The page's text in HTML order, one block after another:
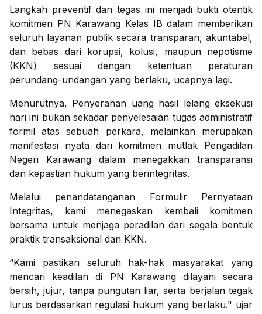
Langkah preventif dan tegas ini menjadi bukti otentik
komitmen PN Karawang Kelas IB dalam memberikan
seluruh layanan publik secara transparan, akuntabel,
dan bebas dari korupsi, kolusi, maupun nepotisme
(KKN) sesuai dengan ketentuan peraturan
perundang-undangan yang berlaku, ucapnya lagi.
Menurutnya, Penyerahan uang hasil lelang eksekusi
hari ini bukan sekadar penyelesaian tugas administratif
formil atas sebuah perkara, melainkan merupakan
manifestasi nyata dari komitmen mutlak Pengadilan
Negeri Karawang dalam menegakkan transparansi
dan kepastian hukum yang berintegritas.
Melalui penandatanganan Formulir Pernyataan
Integritas, kami menegaskan kembali komitmen
bersama untuk menjaga peradilan dari segala bentuk
praktik transaksional dan KKN.
“Kami pastikan seluruh hak-hak masyarakat yang
mencari keadilan di PN Karawang dilayani secara
bersih, jujur, tanpa pungutan liar, serta berjalan tegak
lurus berdasarkan regulasi hukum yang berlaku." ujar